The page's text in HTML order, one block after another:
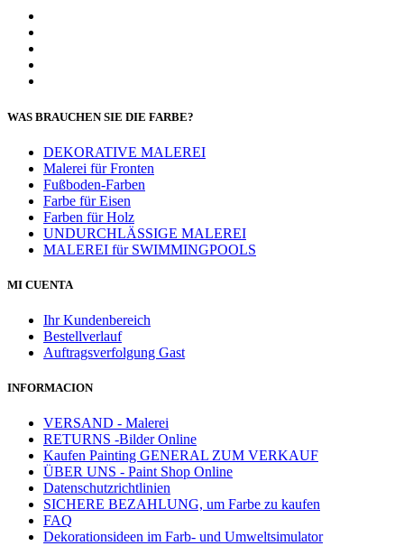
WAS BRAUCHEN SIE DIE FARBE?
DEKORATIVE MALEREI
Malerei für Fronten
Fußboden-Farben
Farbe für Eisen
Farben für Holz
UNDURCHLÄSSIGE MALEREI
MALEREI für SWIMMINGPOOLS
MI CUENTA
Ihr Kundenbereich
Bestellverlauf
Auftragsverfolgung Gast
INFORMACION
VERSAND - Malerei
RETURNS -Bilder Online
Kaufen Painting GENERAL ZUM VERKAUF
ÜBER UNS - Paint Shop Online
Datenschutzrichtlinien
SICHERE BEZAHLUNG, um Farbe zu kaufen
FAQ
Dekorationsideen im Farb- und Umweltsimulator